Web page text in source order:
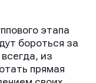
этапа
бороться за
из
прямая